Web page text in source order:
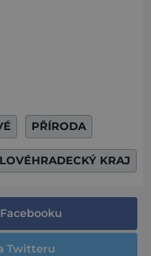
PŘÍRODA
KRAJ
Twitteru